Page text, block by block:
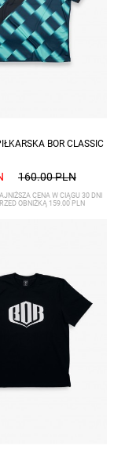
BOR CLASSIC
160.00 PLN
CENA W CIĄGU 30 DNI
OBNIŻKĄ 159.00 PLN